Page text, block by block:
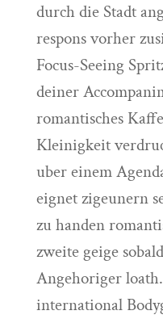
durch die Stadt
respons vorher
Focus-Seeing
deiner
romantisches
Kleinigkeit
uber einem
eignet zigeunern
zu handen
zweite geige
Angehoriger
international